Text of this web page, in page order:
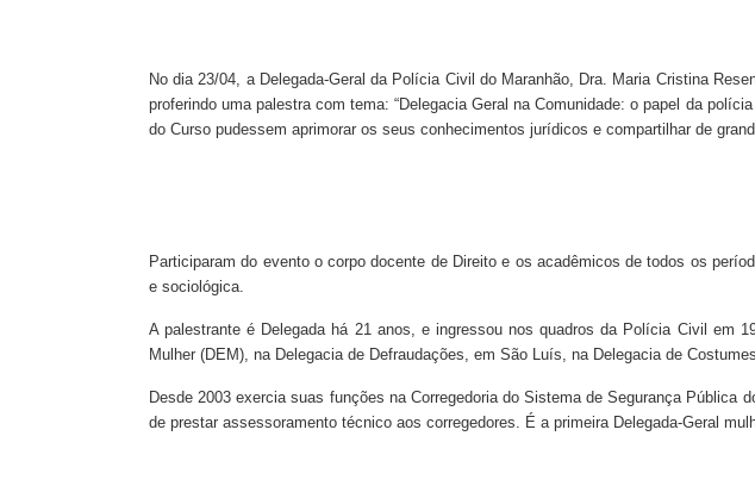
No dia 23/04, a Delegada-Geral da Polícia Civil do Maranhão, Dra. Maria Cristina
proferindo uma palestra com tema: “Delegacia Geral na Comunidade: o papel da
do Curso pudessem aprimorar os seus conhecimentos jurídicos e compartilhar de
Participaram do evento o corpo docente de Direito e os acadêmicos de todos os
e sociológica.
A palestrante é Delegada há 21 anos, e ingressou nos quadros da Polícia Civil em
Mulher (DEM), na Delegacia de Defraudações, em São Luís, na Delegacia de
Desde 2003 exercia suas funções na Corregedoria do Sistema de Segurança Pública
de prestar assessoramento técnico aos corregedores. É a primeira Delegada-Geral